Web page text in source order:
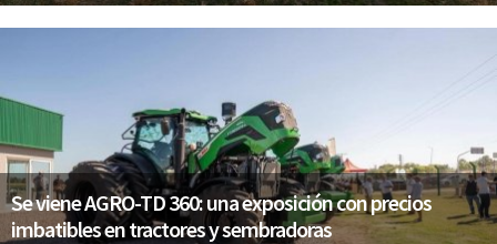
Se viene AGRO-TD 360: una exposición con precios
imbatibles en tractores y sembradoras